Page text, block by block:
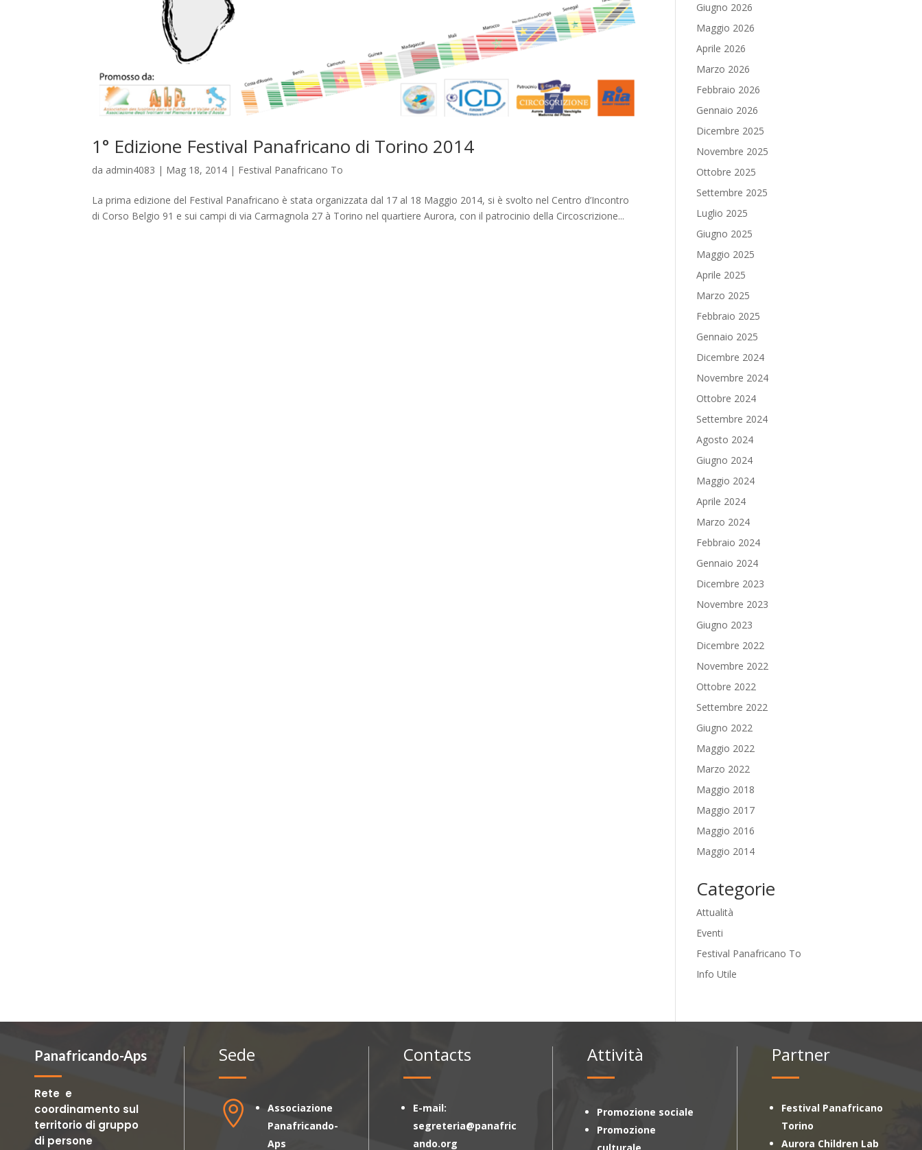
1° Edizione Festival Panafricano di Torino 2014
da admin4083 | Mag 18, 2014 | Festival Panafricano To
La prima edizione del Festival Panafricano è stata organizzata dal 17 al 18 Maggio 2014, si è svolto nel Centro d’Incontro
di Corso Belgio 91 e sui campi di via Carmagnola 27 à Torino nel quartiere Aurora, con il patrocinio della Circoscrizione...
Giugno 2026
Maggio 2026
Aprile 2026
Marzo 2026
Febbraio 2026
Gennaio 2026
Dicembre 2025
Novembre 2025
Ottobre 2025
Settembre 2025
Luglio 2025
Giugno 2025
Maggio 2025
Aprile 2025
Marzo 2025
Febbraio 2025
Gennaio 2025
Dicembre 2024
Novembre 2024
Ottobre 2024
Settembre 2024
Agosto 2024
Giugno 2024
Maggio 2024
Aprile 2024
Marzo 2024
Febbraio 2024
Gennaio 2024
Dicembre 2023
Novembre 2023
Giugno 2023
Dicembre 2022
Novembre 2022
Ottobre 2022
Settembre 2022
Giugno 2022
Maggio 2022
Marzo 2022
Maggio 2018
Maggio 2017
Maggio 2016
Maggio 2014
Categorie
Attualità
Eventi
Festival Panafricano To
Info Utile
Panafricando-Aps
Rete e
coordinamento sul
territorio di gruppo
di persone
Sede

Associazione
Panafricando-
Aps
Contacts
E-mail:
segreteria@panafric
ando.org
Attività
Promozione sociale
Promozione
Partner
Festival Panafricano
Torino
Aurora Children Lab